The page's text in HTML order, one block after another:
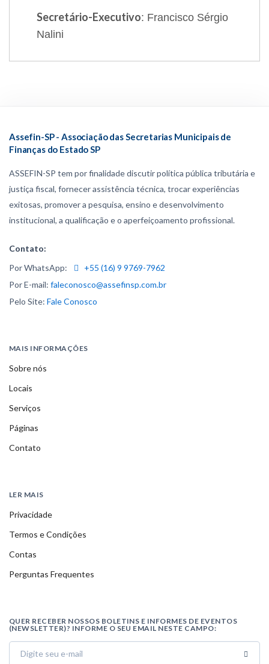
Secretário-Executivo: Francisco Sérgio
Nalini
Assefin-SP - Associação das Secretarias Municipais de
Finanças do Estado SP
ASSEFIN-SP tem por finalidade discutir política pública tributária e
justiça fiscal, fornecer assistência técnica, trocar experiências
exitosas, promover a pesquisa, ensino e desenvolvimento
institucional, a qualificação e o aperfeiçoamento profissional.
Contato:
Por WhatsApp:
+55 (16) 9 9769-7962
Por E-mail: faleconosco@assefinsp.com.br
Pelo Site: Fale Conosco
MAIS INFORMAÇÕES
Sobre nós
Locais
Serviços
Páginas
Contato
LER MAIS
Privacidade
Termos e Condições
Contas
Perguntas Frequentes
QUER RECEBER NOSSOS BOLETINS E INFORMES DE EVENTOS
(NEWSLETTER)? INFORME O SEU EMAIL NESTE CAMPO: